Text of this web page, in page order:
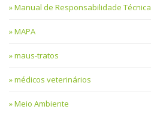
Manual de Responsabilidade Técnica
MAPA
maus-tratos
médicos veterinários
Meio Ambiente